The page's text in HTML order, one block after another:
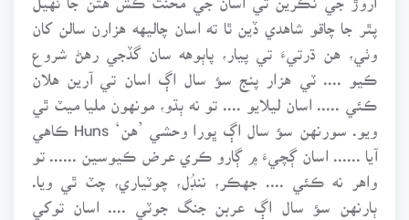
پٿر جا چاقو شاهدي ڏين ٿا ته اسان چاليهه هزارن سالن کان
وٺي، هن ڌرتيءَ تي پيار، پاٻوهه سان گڏجي رهڻ شروع
ڪيو .... ٽي هزار پنج سؤ سال اڳ اسان تي آرين هلان
ڪئي ..... اسان ليلايو .... تو نه ٻڌو، مونهون مليا ميٽ ٿي
ويو. سورنهن سؤ سال اڳ ڀورا وحشي ’هن‘ Huns ڪاهي
آيا ...... اسان ڳچيءَ ۾ ڳارو ڪري عرض ڪيوسين ...... تو
واهر نه ڪئي .... جهڪر، ننڊُل، چوٽياري، چٽ ٿي ويا.
ٻارنهن سؤ سال اڳ عربن جنگ جوٽي .... اسان توکي